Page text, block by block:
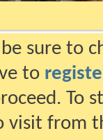
sure to
to
To
from